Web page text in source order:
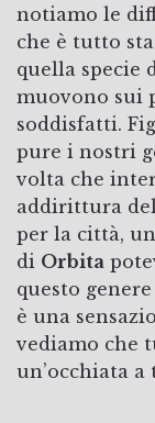
notiamo le
che è tutto
quella specie
muovono sui
soddisfatti.
pure i nostri
volta che
addirittura
per la città,
di Orbita
questo
è una
vediamo che
un’occhiata